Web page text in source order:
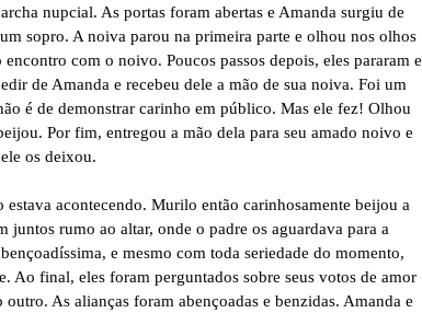
nupcial. As portas foram abertas e Amanda surgiu de
sopro. A noiva parou na primeira parte e olhou nos olhos
com o noivo. Poucos passos depois, eles pararam e
de Amanda e recebeu dele a mão de sua noiva. Foi um
é de demonstrar carinho em público. Mas ele fez! Olhou
Por fim, entregou a mão dela para seu amado noivo e
os deixou.
acontecendo. Murilo então carinhosamente beijou a
rumo ao altar, onde o padre os aguardava para a
e mesmo com toda seriedade do momento,
Ao final, eles foram perguntados sobre seus votos de amor
As alianças foram abençoadas e benzidas. Amanda e